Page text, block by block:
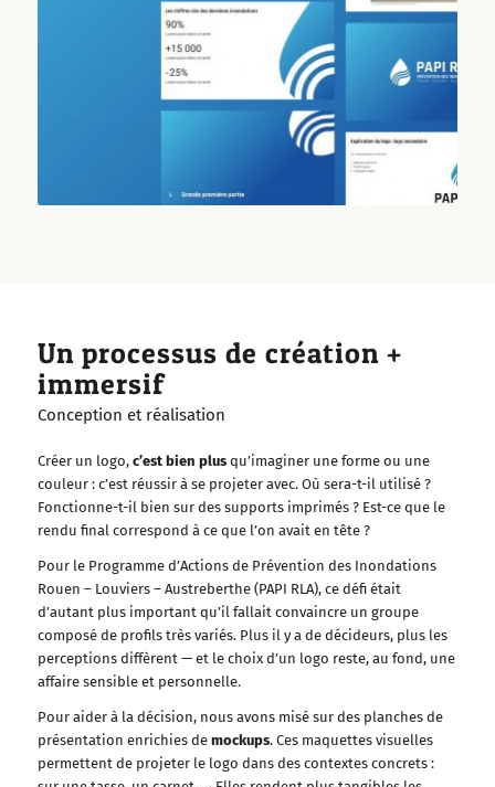
Un processus de création +
immersif
Conception et réalisation
Créer un logo, c’est bien plusqu’imaginer une forme ou une
couleur : c’est réussir à se projeter avec. Où sera-t-il utilisé ?
Fonctionne-t-il bien sur des supports imprimés ? Est-ce que le
rendu final correspond à ce que l’on avait en tête ?
Pour le Programme d’Actions de Prévention des Inondations
Rouen – Louviers – Austreberthe (PAPI RLA), ce défi était
d’autant plus important qu’il fallait convaincre un groupe
composé de profils très variés. Plus il y a de décideurs, plus les
perceptions diffèrent — et le choix d’un logo reste, au fond, une
affaire sensible et personnelle.
Pour aider à la décision, nous avons misé sur des planches de
présentation enrichies de mockups. Ces maquettes visuelles
permettent de projeter le logo dans des contextes concrets :